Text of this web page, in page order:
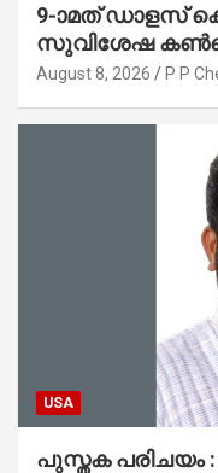
9-ാമത് ഡാളസ് കെ ഇ സി എഫ് സംയുക്ത
സുവിശേഷ
August 8, 2026 P P
USA
പുസ്തക പരിചയം